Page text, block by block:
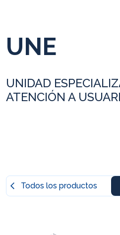
UNE
UNIDAD
ATENCIÓN A
Todos los productos